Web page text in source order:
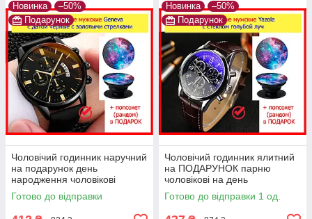
Новинка
–50%
Подарунок
Чоловічий годинник наручний
на подарунок день
народження чоловікові
парню, класичний годинник із
датою (календарем) чорний
Готово до відправки
Новинка
–50%
Подарунок
Чоловічий годинник ялитний
на ПОДАРУНОК парню
чоловікові на день
народження річницю,
годинник класичний Yazole
Готово до відправки 1 од.